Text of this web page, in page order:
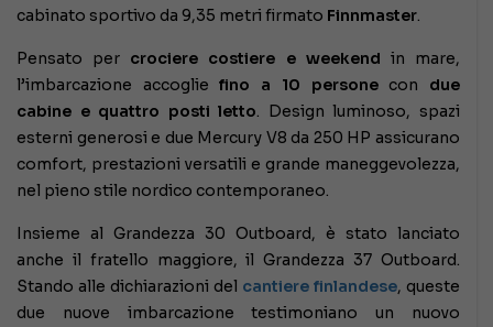
cabinato sportivo da 9,35 metri firmato Finnmaster.
Pensato per crociere costiere e weekend in mare,
l’imbarcazione accogliefino a 10 personecon due
cabine e quattro posti letto. Design luminoso, spazi
esterni generosi e due Mercury V8 da 250 HP assicurano
comfort, prestazioni versatili e grande maneggevolezza,
nel pieno stile nordico contemporaneo.
Insieme al Grandezza 30 Outboard, è stato lanciato
anche il fratello maggiore, il Grandezza 37 Outboard.
Stando alle dichiarazioni del cantiere finlandese, queste
due nuove imbarcazione testimoniano un nuovo